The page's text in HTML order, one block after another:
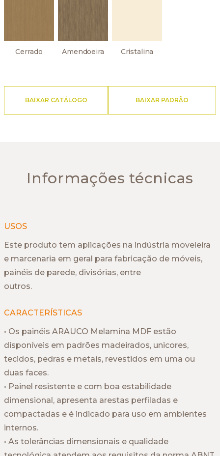
Cerrado Amendoeira Cristalina
BAIXAR CATÁLOGO BAIXAR PADRÃO
Informações técnicas
USOS
Este produto tem aplicações na indústria moveleira
e marcenaria em geral para fabricação de móveis,
painéis de parede, divisórias, entre
outros.
CARACTERÍSTICAS
• Os painéis ARAUCO Melamina MDF estão
disponíveis em padrões madeirados, unicores,
tecidos, pedras e metais, revestidos em uma ou
duas faces.
• Painel resistente e com boa estabilidade
dimensional, apresenta arestas perfiladas e
compactadas e é indicado para uso em ambientes
internos.
• As tolerâncias dimensionais e qualidade